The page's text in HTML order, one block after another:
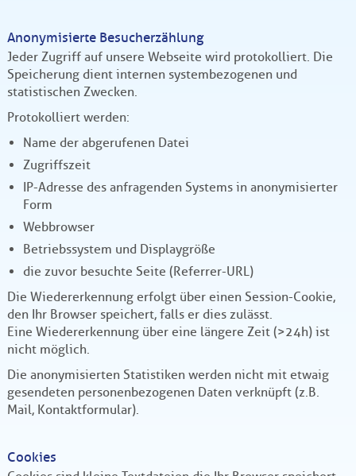
Anonymisierte Besucherzählung
Jeder Zugriff auf unsere Webseite wird protokolliert. Die
Speicherung dient internen systembezogenen und
statistischen Zwecken.
Protokolliert werden:
Name der abgerufenen Datei
Zugriffszeit
IP-Adresse des anfragenden Systems in anonymisierter
Form
Webbrowser
Betriebssystem und Displaygröße
die zuvor besuchte Seite (Referrer-URL)
Die Wiedererkennung erfolgt über einen Session-Cookie,
den Ihr Browser speichert, falls er dies zulässt.
Eine Wiedererkennung über eine längere Zeit (>24h) ist
nicht möglich.
Die anonymisierten Statistiken werden nicht mit etwaig
gesendeten personenbezogenen Daten verknüpft (z.B.
Mail, Kontaktformular).
Cookies